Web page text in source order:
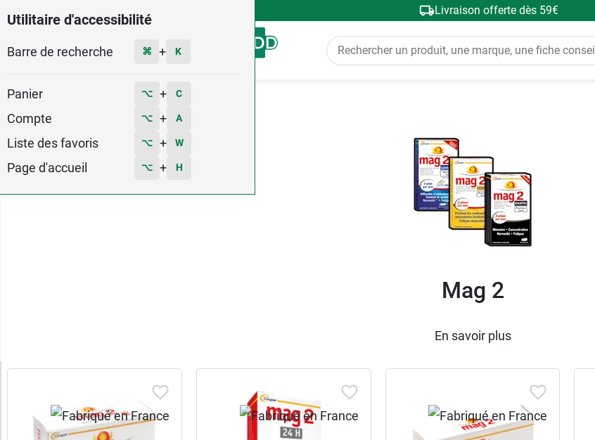
Utilitaire d'accessibilité
Barre de recherche ⌘ + K
Panier ⌥ + C
Compte ⌥ + A
Liste des favoris ⌥ + W
Page d'accueil ⌥ + H
Livraison offerte dès 59€
Menu
Mag 2
En savoir plus
produits